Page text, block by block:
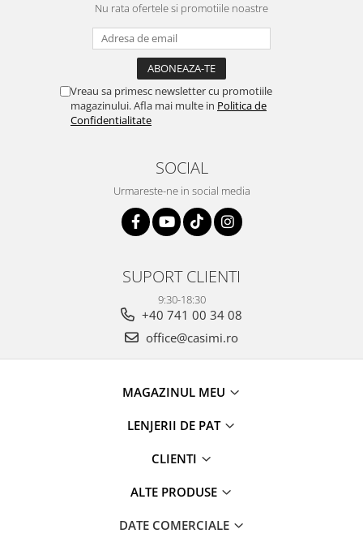
Nu rata ofertele si promotiile noastre
Vreau sa primesc newsletter cu promotiile
magazinului. Afla mai multe in Politica de
Confidentialitate
SOCIAL
Urmareste-ne in social media
SUPORT CLIENTI
9:30-18:30
+40 741 00 34 08
office@casimi.ro
MAGAZINUL MEU
LENJERII DE PAT
CLIENTI
ALTE PRODUSE
DATE COMERCIALE